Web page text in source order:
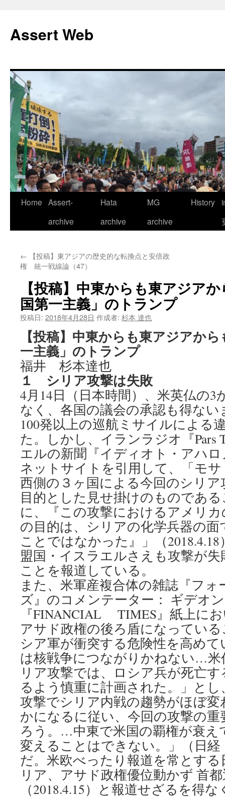
テ
ン
ス
キ
ッ
プ
Assert Web
Home Assert-
archive
Hata
archive
MG
archive
History
← 【投稿】東アジアの歴史的な転換点と安倍政
権 統一戦線論（47）
【投稿】中東からも東アジア
国第一主義」のトランプ
投稿日: 2018年4月28日 作成者: 杉本 達也
【投稿】中東からも東アジアか
一主義」のトランプ
福井 杉本達也
１ シリア攻撃は失敗
4月14日（日本時間）、米英仏の3
なく、各国の議会の承認も得な
100発以上の巡航ミサイルによる
た。しかし、イランラジオ『Pars
エルの新聞『イディオト・アハ
ネットサイトを引用して、「モ
西側の３ヶ国による今回のシリ
目的とした見せ掛けのものであ
に、『この攻撃におけるアメリ
の目的は、シリアの化学兵器の
ことではなかった』」（
盟国・イスラエルさえも攻撃が
ことを報道している。
また、米軍産複合体の雑誌『フ
ズ』のコメンテーター： ギデオ
『FINANCIAL TIMES』紙上に
アサド政権の後ろ盾になってい
シア軍が衝突する危険性を高め
は核戦争につながりかねない…米
リア攻撃では、ロシア兵が死亡
るよう慎重に計画された。」と
攻撃でシリア内戦の趨勢がほぼ
かになるに従い、今回の攻撃の
ろう。…中東で米国の覇権が衰え
変えることはできない。」（日経
だ。米欧べったり報道を常とす
リア、アサド政権優位動かず 首
（2018.4.15）と報道せざるを得